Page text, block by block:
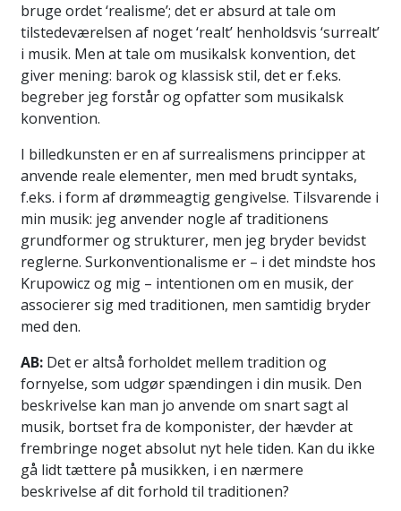
bruge ordet ‘realisme’; det er absurd at tale om
tilstedeværelsen af noget ‘realt’ henholdsvis ‘surrealt’
i musik. Men at tale om musikalsk konvention, det
giver mening: barok og klassisk stil, det er f.eks.
begreber jeg forstår og opfatter som musikalsk
konvention.
I billedkunsten er en af surrealismens principper at
anvende reale elementer, men med brudt syntaks,
f.eks. i form af drømmeagtig gengivelse. Tilsvarende i
min musik: jeg anvender nogle af traditionens
grundformer og strukturer, men jeg bryder bevidst
reglerne. Surkonventionalisme er – i det mindste hos
Krupowicz og mig – intentionen om en musik, der
associerer sig med traditionen, men samtidig bryder
med den.
AB: Det er altså forholdet mellem tradition og
fornyelse, som udgør spændingen i din musik. Den
beskrivelse kan man jo anvende om snart sagt al
musik, bortset fra de komponister, der hævder at
frembringe noget absolut nyt hele tiden. Kan du ikke
gå lidt tættere på musikken, i en nærmere
beskrivelse af dit forhold til traditionen?